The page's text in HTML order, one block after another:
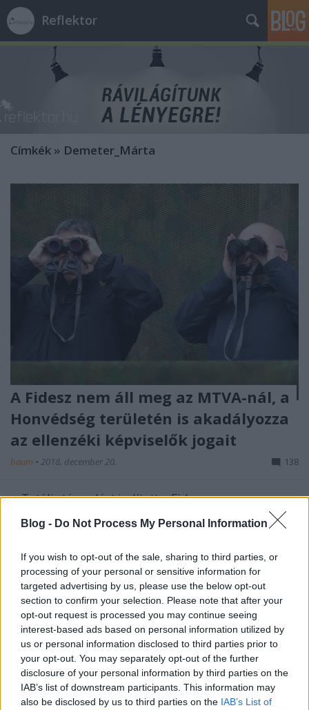
Blog - Do Not Process My Personal Information
If you wish to opt-out of the sale, sharing to third parties, or
processing of your personal or sensitive information for
targeted advertising by us, please use the below opt-out
section to confirm your selection. Please note that after your
opt-out request is processed you may continue seeing
interest-based ads based on personal information utilized by
us or personal information disclosed to third parties prior to
your opt-out. You may separately opt-out of the further
disclosure of your personal information by third parties on the
IAB’s list of downstream participants. This information may
also be disclosed by us to third parties on the IAB’s List of
Reflektor
Címkék » Demeter_Márta
A Fidesz nem áll meg az MTVA-nál, a
Honvédség területén is akadályozza
az ellenzéki képviselők jogait
baum • 2018. december 20. 138
Totális támadást indított a Fidesz azon magyar
képviselőkkel szemben, akik törvényes jogukkal élve
közfeladatokat ellátó intézményeket. Pedig a
demokrácia egyik alapelve, hogy amely politikus
mandátumot…